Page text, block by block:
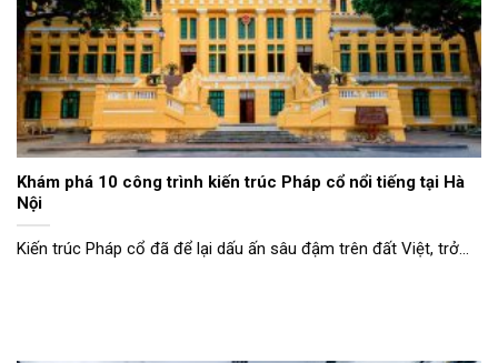
Khám phá 10 công trình kiến trúc Pháp cổ nổi tiếng tại Hà
Nội
Kiến trúc Pháp cổ đã để lại dấu ấn sâu đậm trên đất Việt, trở...